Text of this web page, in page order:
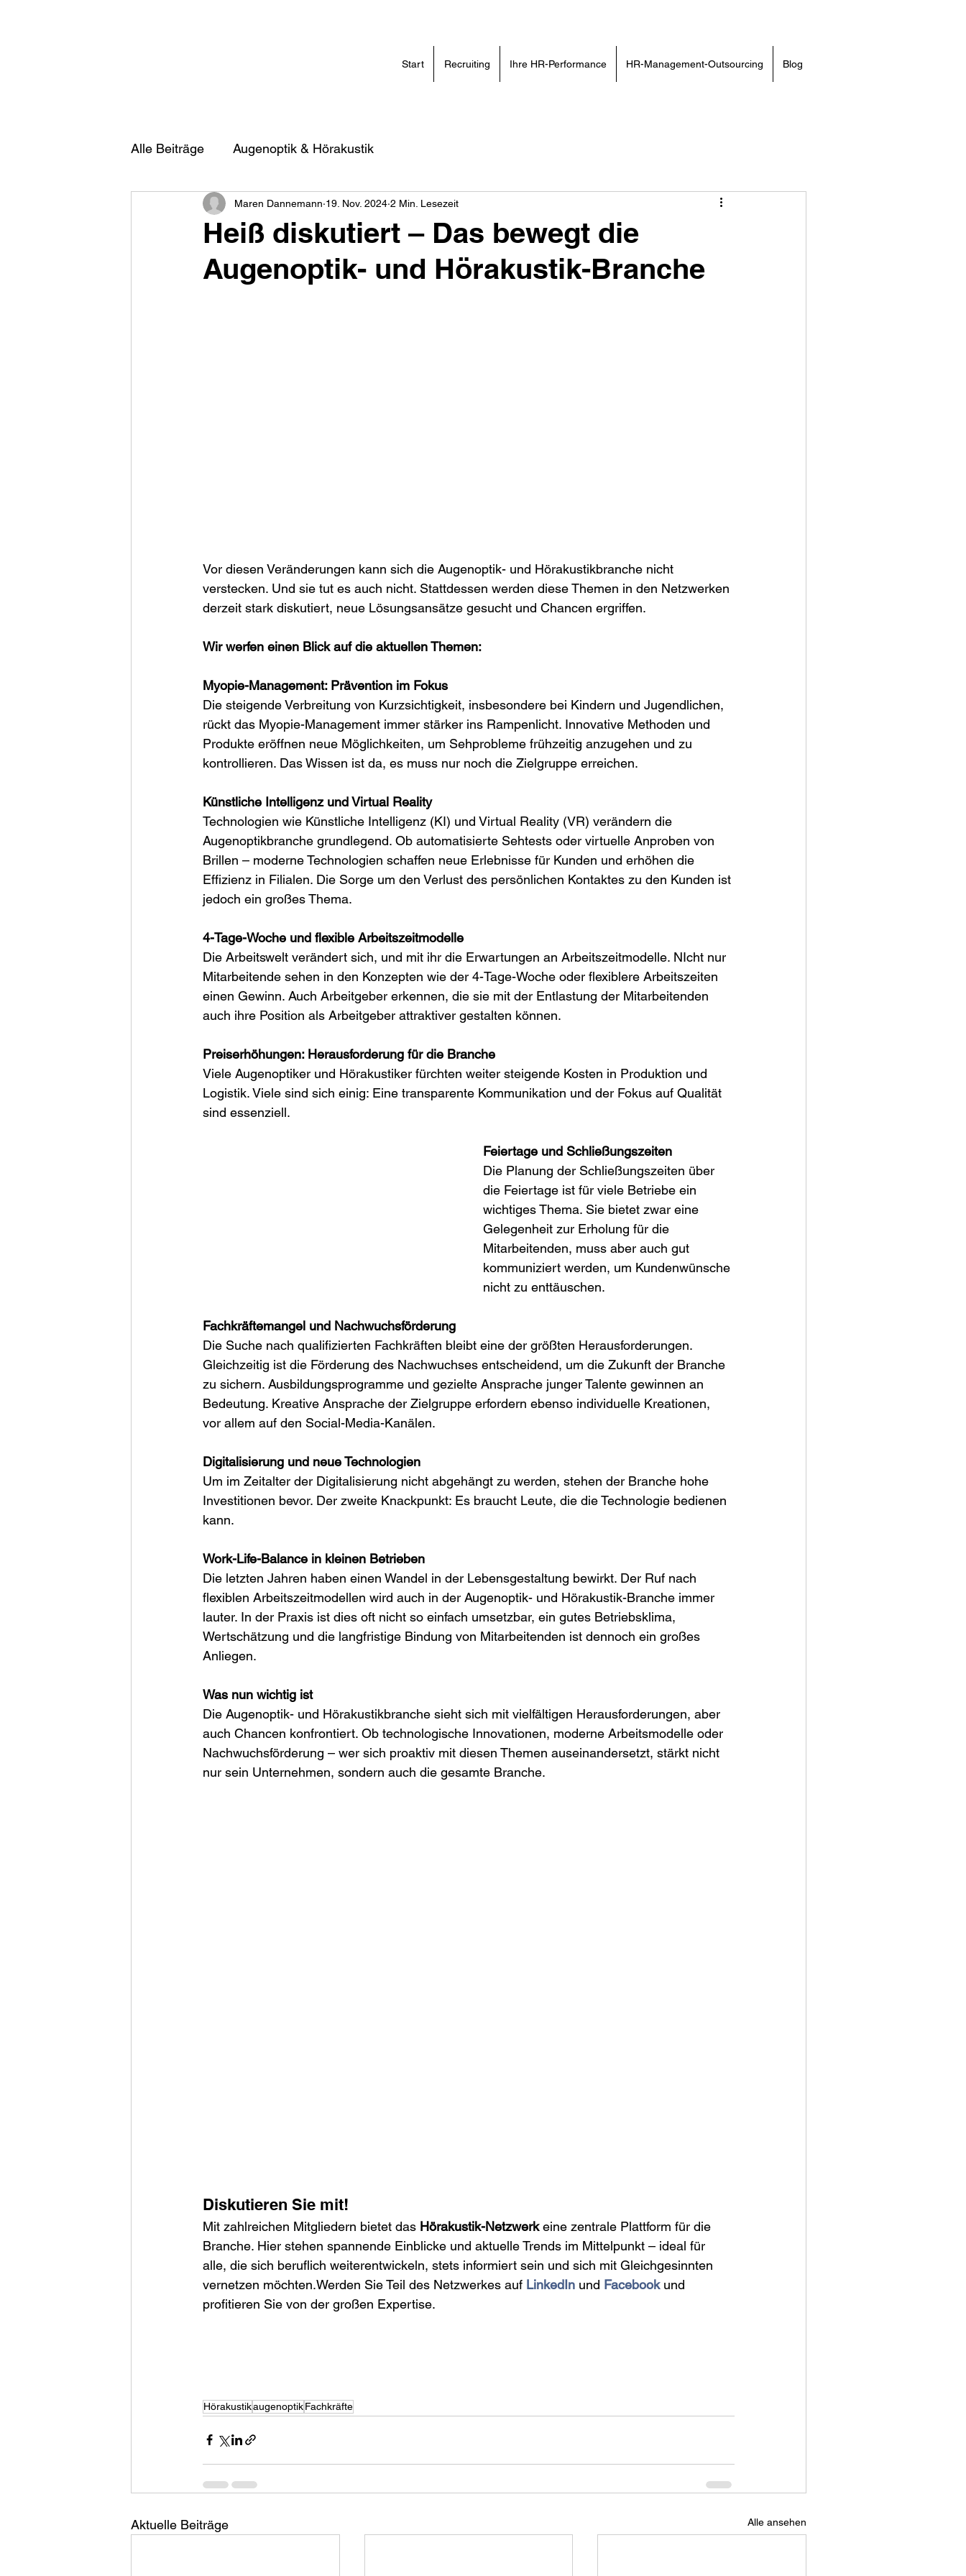
Start Recruiting Ihre HR-Performance HR-Management-Outsourcing Blog
Alle Beiträge Augenoptik & Hörakustik
Heiß diskutiert – Das bewegt die
Augenoptik- und Hörakustik-Branche
Maren Dannemann 19. Nov. 2024 2 Min. Lesezeit
Vor diesen Veränderungen kann sich die Augenoptik- und Hörakustikbranche nicht
verstecken. Und sie tut es auch nicht. Stattdessen werden diese Themen in den Netzwerken
derzeit stark diskutiert, neue Lösungsansätze gesucht und Chancen ergriffen.
Wir werfen einen Blick auf die aktuellen Themen:
Myopie-Management: Prävention im Fokus
Die steigende Verbreitung von Kurzsichtigkeit, insbesondere bei Kindern und Jugendlichen,
rückt das Myopie-Management immer stärker ins Rampenlicht. Innovative Methoden und
Produkte eröffnen neue Möglichkeiten, um Sehprobleme frühzeitig anzugehen und zu
kontrollieren. Das Wissen ist da, es muss nur noch die Zielgruppe erreichen.
Künstliche Intelligenz und Virtual Reality
Technologien wie Künstliche Intelligenz (KI) und Virtual Reality (VR) verändern die
Augenoptikbranche grundlegend. Ob automatisierte Sehtests oder virtuelle Anproben von
Brillen – moderne Technologien schaffen neue Erlebnisse für Kunden und erhöhen die
Effizienz in Filialen. Die Sorge um den Verlust des persönlichen Kontaktes zu den Kunden ist
jedoch ein großes Thema.
4-Tage-Woche und flexible Arbeitszeitmodelle
Die Arbeitswelt verändert sich, und mit ihr die Erwartungen an Arbeitszeitmodelle. NIcht nur
Mitarbeitende sehen in den Konzepten wie der 4-Tage-Woche oder flexiblere Arbeitszeiten
einen Gewinn. Auch Arbeitgeber erkennen, die sie mit der Entlastung der Mitarbeitenden
auch ihre Position als Arbeitgeber attraktiver gestalten können.
Preiserhöhungen: Herausforderung für die Branche
Viele Augenoptiker und Hörakustiker fürchten weiter steigende Kosten in Produktion und
Logistik. Viele sind sich einig: Eine transparente Kommunikation und der Fokus auf Qualität
sind essenziell.
Feiertage und Schließungszeiten
Die Planung der Schließungszeiten über
die Feiertage ist für viele Betriebe ein
wichtiges Thema. Sie bietet zwar eine
Gelegenheit zur Erholung für die
Mitarbeitenden, muss aber auch gut
kommuniziert werden, um Kundenwünsche
nicht zu enttäuschen.
Fachkräftemangel und Nachwuchsförderung
Die Suche nach qualifizierten Fachkräften bleibt eine der größten Herausforderungen.
Gleichzeitig ist die Förderung des Nachwuchses entscheidend, um die Zukunft der Branche
zu sichern. Ausbildungsprogramme und gezielte Ansprache junger Talente gewinnen an
Bedeutung. Kreative Ansprache der Zielgruppe erfordern ebenso individuelle Kreationen,
vor allem auf den Social-Media-Kanälen.
Digitalisierung und neue Technologien
Um im Zeitalter der Digitalisierung nicht abgehängt zu werden, stehen der Branche hohe
Investitionen bevor. Der zweite Knackpunkt: Es braucht Leute, die die Technologie bedienen
kann.
Work-Life-Balance in kleinen Betrieben
Die letzten Jahren haben einen Wandel in der Lebensgestaltung bewirkt. Der Ruf nach
flexiblen Arbeitszeitmodellen wird auch in der Augenoptik- und Hörakustik-Branche immer
lauter. In der Praxis ist dies oft nicht so einfach umsetzbar, ein gutes Betriebsklima,
Wertschätzung und die langfristige Bindung von Mitarbeitenden ist dennoch ein großes
Anliegen.
Was nun wichtig ist
Die Augenoptik- und Hörakustikbranche sieht sich mit vielfältigen Herausforderungen, aber
auch Chancen konfrontiert. Ob technologische Innovationen, moderne Arbeitsmodelle oder
Nachwuchsförderung – wer sich proaktiv mit diesen Themen auseinandersetzt, stärkt nicht
nur sein Unternehmen, sondern auch die gesamte Branche.
Diskutieren Sie mit!
Mit zahlreichen Mitgliedern bietet das Hörakustik-Netzwerk eine zentrale Plattform für die
Branche. Hier stehen spannende Einblicke und aktuelle Trends im Mittelpunkt – ideal für
alle, die sich beruflich weiterentwickeln, stets informiert sein und sich mit Gleichgesinnten
vernetzen möchten.Werden Sie Teil des Netzwerkes auf LinkedIn und Facebook und
profitieren Sie von der großen Expertise.
HörakustikaugenoptikFachkräfte
Aktuelle Beiträge Alle ansehen